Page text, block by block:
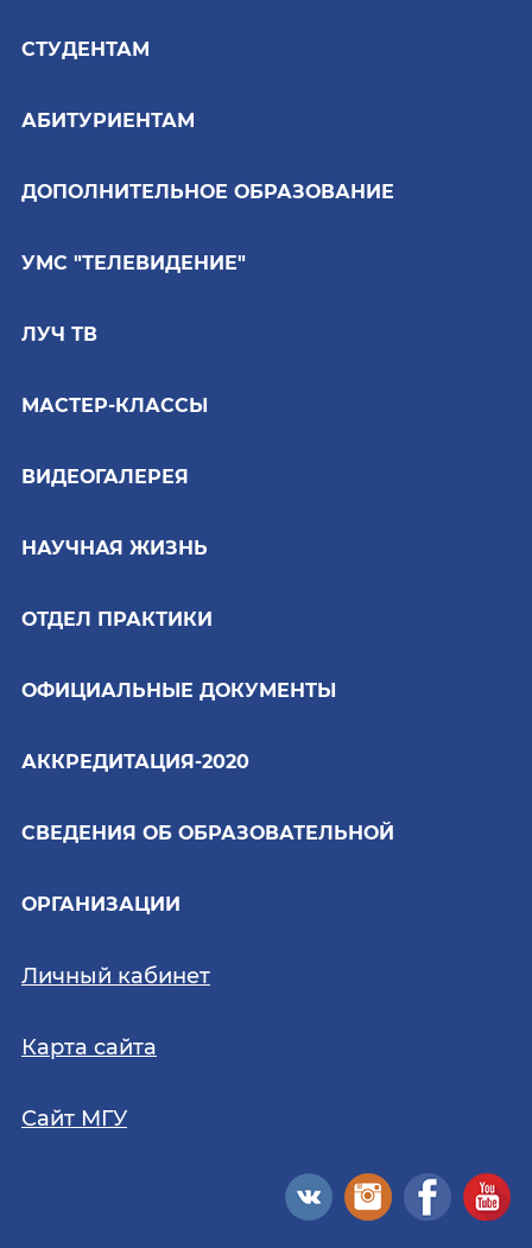
СТУДЕНТАМ
АБИТУРИЕНТАМ
ДОПОЛНИТЕЛЬНОЕ ОБРАЗОВАНИЕ
УМС "ТЕЛЕВИДЕНИЕ"
ЛУЧ ТВ
МАСТЕР-КЛАССЫ
ВИДЕОГАЛЕРЕЯ
НАУЧНАЯ ЖИЗНЬ
ОТДЕЛ ПРАКТИКИ
ОФИЦИАЛЬНЫЕ ДОКУМЕНТЫ
АККРЕДИТАЦИЯ-2020
СВЕДЕНИЯ ОБ ОБРАЗОВАТЕЛЬНОЙ
ОРГАНИЗАЦИИ
Личный кабинет
Карта сайта
Сайт МГУ